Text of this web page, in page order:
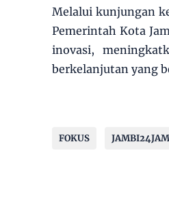
Melalui kunjungan
Pemerintah Kota
inovasi,
berkelanjutan yang
FOKUS JAMBI24JAM